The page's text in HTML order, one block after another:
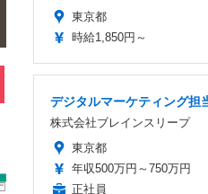
東京都
時給1,850円～
デジタルマーケティング担
株式会社ブレインスリープ
東京都
年収500万円～750万円
正社員